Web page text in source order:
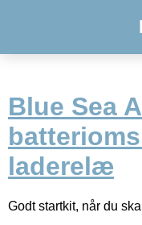
Blue Sea
laderelæ
Godt startkit, når du